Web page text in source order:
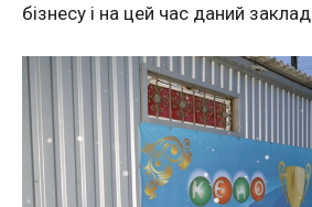
бізнесу і на цей час даний